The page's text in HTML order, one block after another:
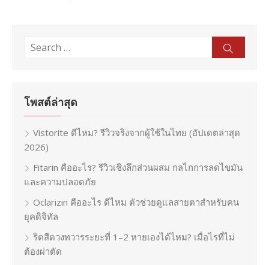
Search
โพสต์ล่าสุด
Vistorite ดีไหม? รีวิวจริงจากผู้ใช้ในไทย (อัปเดตล่าสุด
2026)
Fitarin คืออะไร? รีวิวเชิงลึกส่วนผสม กลไกการลดไขมัน
และความปลอดภัย
Oclarizin คืออะไร ดีไหม ตัวช่วยดูแลสายตาสำหรับคน
ยุคดิจิทัล
ริดสีดวงทวารระยะที่ 1–2 หายเองได้ไหม? เมื่อไรที่ไม่
ต้องผ่าตัด